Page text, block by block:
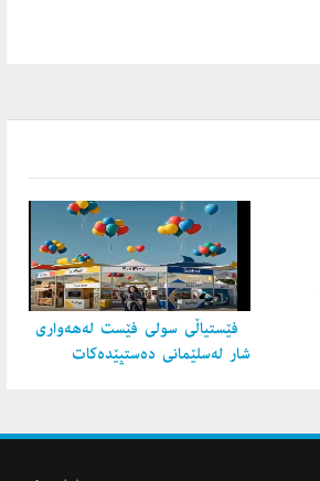
فێستیاڵی سولی فێست لەهەواری
شار لەسلێمانی دەستپێدەكات